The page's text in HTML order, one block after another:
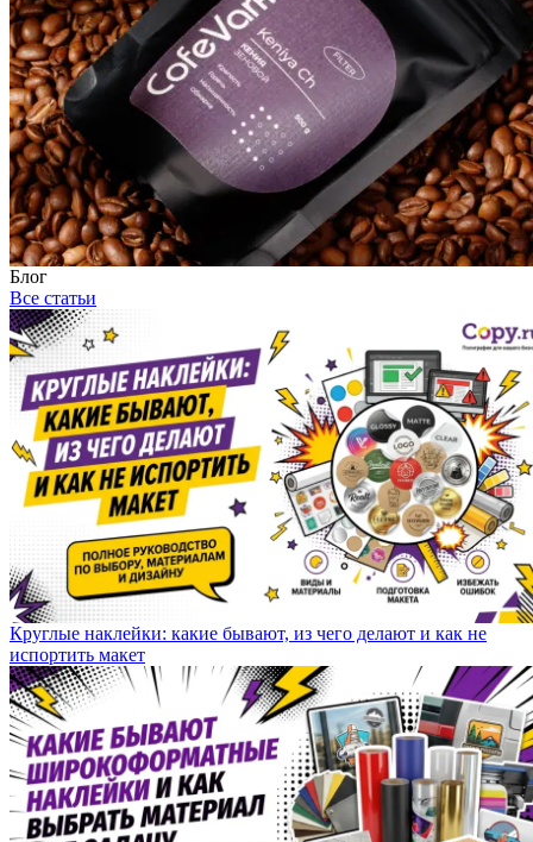
Блог
Все статьи
Круглые наклейки: какие бывают, из чего делают и как не
испортить макет